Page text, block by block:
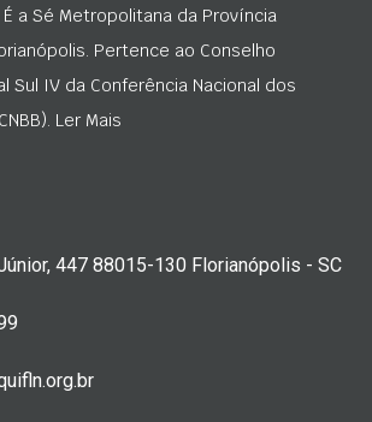
a Sé Metropolitana da Província
Pertence ao Conselho
Sul IV da Conferência Nacional dos
Ler Mais
447 88015-130 Florianópolis - SC